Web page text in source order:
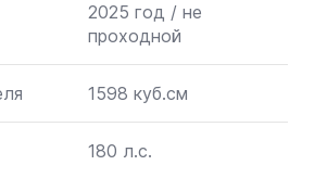
2025 год / не
проходной
1598 куб.см
180 л.с.